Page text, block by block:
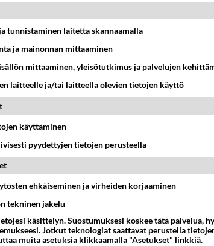
asetusten nollaaminen
lapsilukkotoiminto päälle. Haluaisin
tunnistaminen laitetta skannaamalla
ja mainonnan mittaaminen
mittaaminen, yleisötutkimus ja palvelujen
laitteelle ja/tai laitteella olevien tietojen käyttö
käyttäminen
pyydettyjen tietojen perusteella
ehkäiseminen ja virheiden korjaaminen
tekninen jakelu
käsittelyn. Suostumuksesi koskee tätä palvelua,
Jotkut teknologiat saattavat perustella
muita asetuksia klikkaamalla "Asetukset" linkkiä.